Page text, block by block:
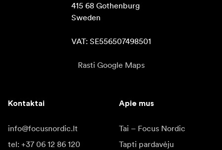
415 68 Gothenburg
Sweden
VAT: SE556507498501
Rasti Google Maps
Kontaktai
info@focusnordic.lt
tel: +37 06 12 86 120
Apie mus
Tai – Focus Nordic
Tapti pardavėju